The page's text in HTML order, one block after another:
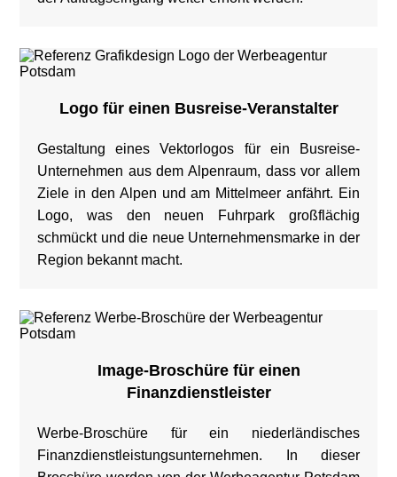
Preise
Stellenangebote
Kontakt
Logo für einen Busreise-Veranstalter
Gestaltung eines Vektorlogos für ein Busreise-
Unternehmen aus dem Alpenraum, dass vor allem
Ziele in den Alpen und am Mittelmeer anfährt. Ein
Logo, was den neuen Fuhrpark großflächig
schmückt und die neue Unternehmensmarke in der
Region bekannt macht.
Image-Broschüre für einen
Finanzdienstleister
Werbe-Broschüre für ein niederländisches
Finanzdienstleistungsunternehmen. In dieser